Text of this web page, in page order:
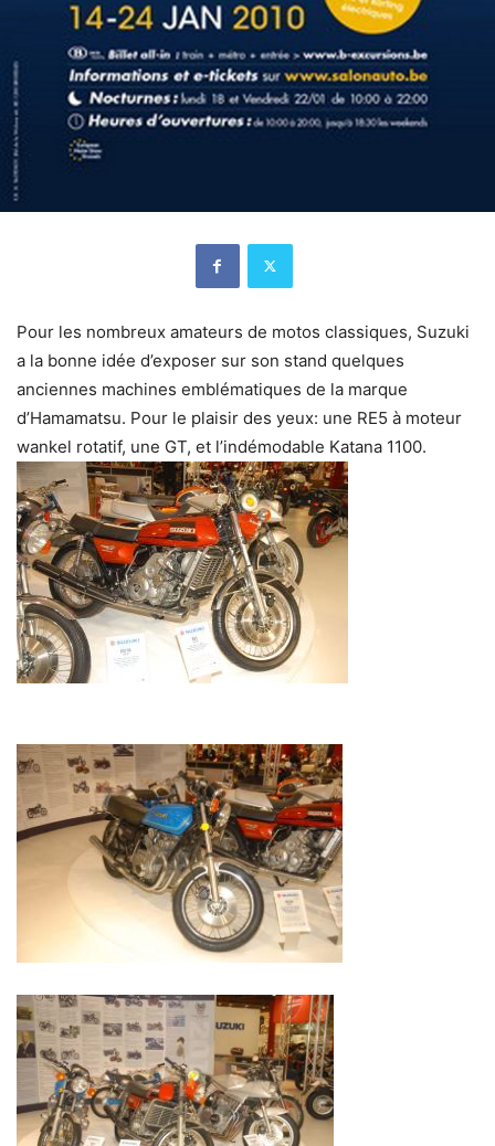
Pour les nombreux amateurs de motos classiques, Suzuki
a la bonne idée d’exposer sur son stand quelques
anciennes machines emblématiques de la marque
d’Hamamatsu. Pour le plaisir des yeux: une RE5 à moteur
wankel rotatif, une GT, et l’indémodable Katana 1100.